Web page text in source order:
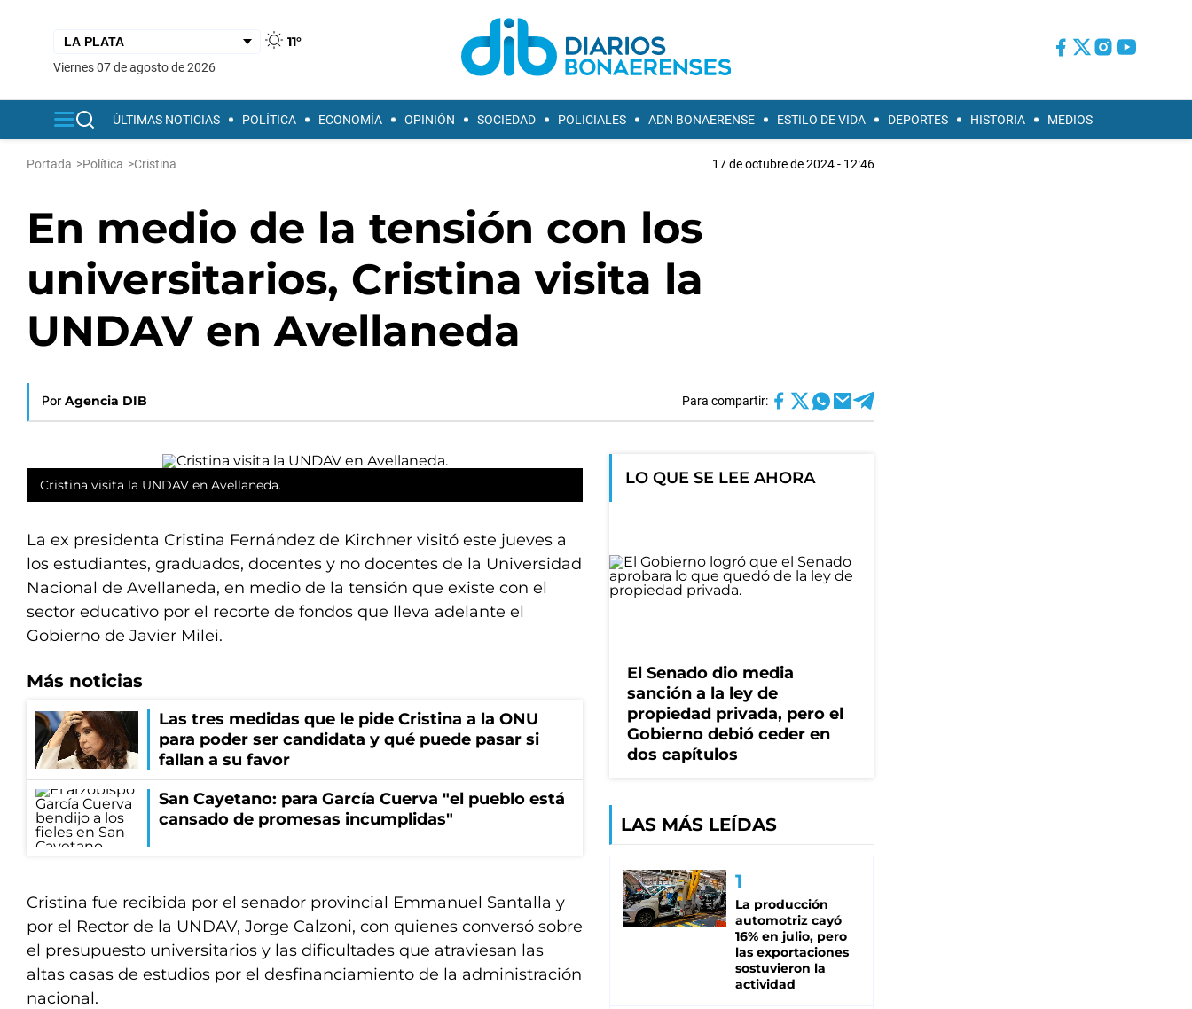
11°
viernes 07 de agosto de 2026
ÚLTIMAS NOTICIAS POLÍTICA ECONOMÍA OPINIÓN SOCIEDAD POLICIALES ADN BONAERENSE ESTILO DE VIDA DEPORTES HISTORIA MEDIOS
Portada >Política >Cristina 17 de octubre de 2024 - 12:46
En medio de la tensión con los
universitarios, Cristina visita la
UNDAV en Avellaneda
Por Agencia DIB Para compartir:
Cristina visita la UNDAV en Avellaneda.
La ex presidenta Cristina Fernández de Kirchner visitó este jueves a
los estudiantes, graduados, docentes y no docentes de la Universidad
Nacional de Avellaneda, en medio de la tensión que existe con el
sector educativo por el recorte de fondos que lleva adelante el
Gobierno de Javier Milei.
Más noticias
Las tres medidas que le pide Cristina a la ONU
para poder ser candidata y qué puede pasar si
fallan a su favor
San Cayetano: para García Cuerva "el pueblo está
cansado de promesas incumplidas"
Cristina fue recibida por el senador provincial Emmanuel Santalla y
por el Rector de la UNDAV, Jorge Calzoni, con quienes conversó sobre
el presupuesto universitarios y las dificultades que atraviesan las
altas casas de estudios por el desfinanciamiento de la administración
nacional.
LO QUE SE LEE AHORA
El Senado dio media
sanción a la ley de
propiedad privada, pero el
Gobierno debió ceder en
dos capítulos
LAS MÁS LEÍDAS
La producción
automotriz cayó
16% en julio, pero
las exportaciones
sostuvieron la
actividad